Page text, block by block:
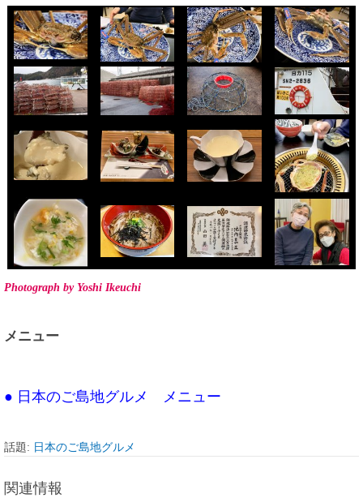
Photograph by Yoshi Ikeuchi
メニュー
● 日本のご島地グルメ メニュー
話題: 日本のご島地グルメ
関連情報